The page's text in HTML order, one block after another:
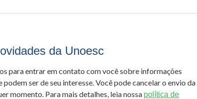
da Unoesc
para entrar em contato com você sobre informações
ser de seu interesse. Você pode cancelar o envio da
momento. Para mais detalhes, leia nossa política de